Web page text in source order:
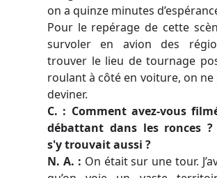
on a quinze minutes
Pour le repérage de cette
survoler en avion des
trouver le lieu de tournage
roulant à côté en voiture, on
deviner.
C. : Comment avez-vous
débattant dans les ronces ?
s'y trouvait aussi ?
N. A. : On était sur une tour.